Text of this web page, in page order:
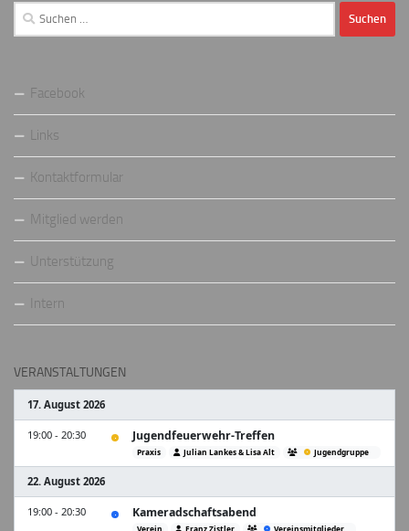
Suchen
nach:
Facebook
Links
Kontaktformular
Mitglied werden
Unterstützung
Intern
VERANSTALTUNGEN